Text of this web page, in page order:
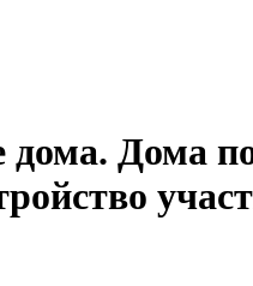
дома. Дома